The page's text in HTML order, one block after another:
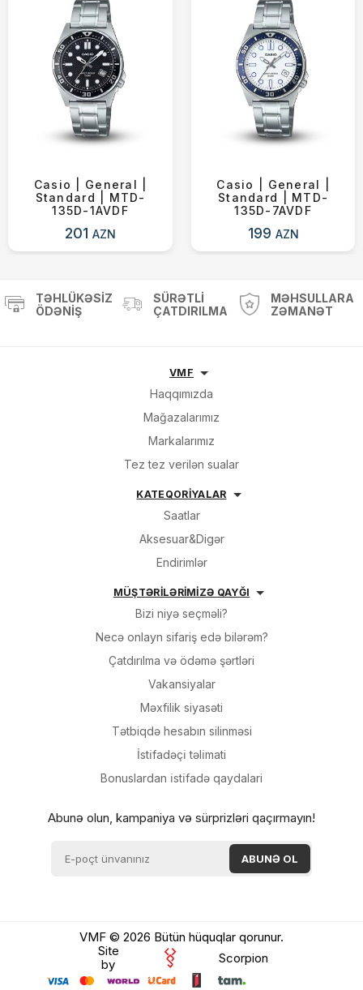
Casio | General |
Standard | MTD-
135D-1AVDF
201AZN
Casio | General |
Standard | MTD-
135D-7AVDF
199 AZN
TƏHLÜKƏSIZ
ÖDƏNIŞ
SÜRƏTLI
ÇATDIRILMA
MƏHSULLARA
ZƏMANƏT
VMF
Haqqımızda
Mağazalarımız
Markalarımız
Tez tez verilən sualar
KATEQORİYALAR
Saatlar
Aksesuar&Digər
Endirimlər
MÜŞTƏRİLƏRİMİZƏ QAYĞI
Bizi niyə seçməli?
Necə onlayn sifariş edə bilərəm?
Çatdırılma və ödəmə şərtləri
Vakansiyalar
Məxfilik siyasəti
Tətbiqdə hesabın silinməsi
İsti̇fadəçi̇ təli̇mati
Bonuslardan i̇sti̇fadə qaydalari
Abunə olun, kampaniya və sürprizləri qaçırmayın!
VMF © 2026 Bütün hüquqlar qorunur.
Site
by
Scorpion